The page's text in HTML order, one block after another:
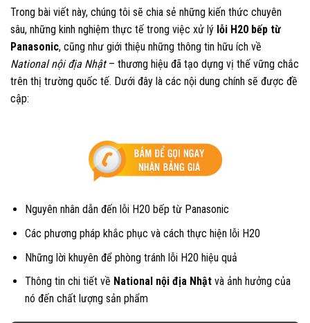
Trong bài viết này, chúng tôi sẽ chia sẻ những kiến thức chuyên
sâu, những kinh nghiệm thực tế trong việc xử lý lỗi H20 bếp từ
Panasonic, cũng như giới thiệu những thông tin hữu ích về
National nội địa Nhật– thương hiệu đã tạo dựng vị thế vững chắc
trên thị trường quốc tế. Dưới đây là các nội dung chính sẽ được đề
cập:
Nguyên nhân dẫn đến lỗi H20 bếp từ Panasonic
Các phương pháp khắc phục và cách thực hiện lỗi H20
Những lời khuyên để phòng tránh lỗi H20 hiệu quả
Thông tin chi tiết về National nội địa Nhậtvà ảnh hưởng của
nó đến chất lượng sản phẩm